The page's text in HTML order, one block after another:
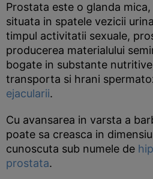
Prostata este o glanda
situata in spatele vezicii
timpul activitatii sexuale,
producerea materialului
bogate in substante
transporta si hrani
ejacularii.
Cu avansarea in varsta a
poate sa creasca in
cunoscuta sub numele de
prostata.